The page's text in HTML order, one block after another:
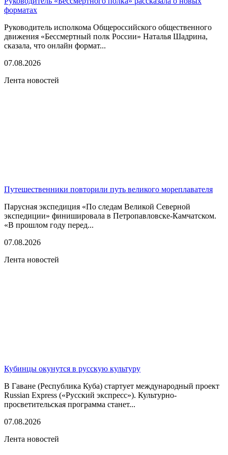
форматах
Руководитель исполкома Общероссийского общественного
движения «Бессмертный полк России» Наталья Шадрина,
сказала, что онлайн формат...
07.08.2026
Лента новостей
Путешественники повторили путь великого мореплавателя
Парусная экспедиция «По следам Великой Северной
экспедиции» финишировала в Петропавловске-Камчатском.
«В прошлом году перед...
07.08.2026
Лента новостей
Кубинцы окунутся в русскую культуру
В Гаване (Республика Куба) стартует международный проект
Russian Express («Русский экспресс»). Культурно-
просветительская программа станет...
07.08.2026
Лента новостей